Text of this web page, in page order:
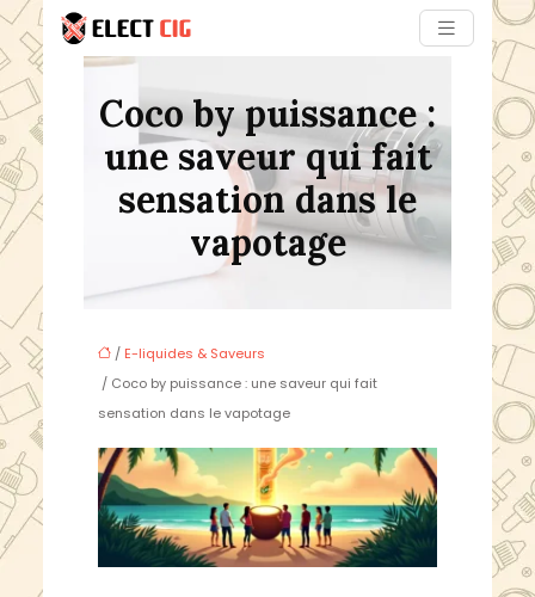
Coco by puissance :
une saveur qui fait
sensation dans le
vapotage
/ E-liquides & Saveurs
/ Coco by puissance : une saveur qui fait
sensation dans le vapotage